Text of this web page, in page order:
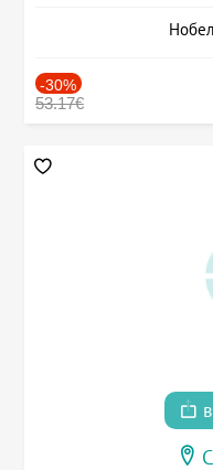
-30%
53.17€